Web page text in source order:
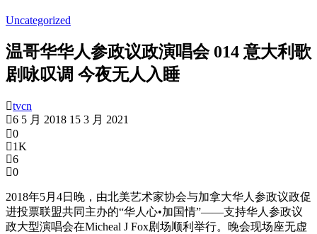
Uncategorized
温哥华华人参政议政演唱会 014 意大利歌
剧咏叹调 今夜无人入睡
tvcn
6 5 月 2018 15 3 月 2021
0
1K
6
0
2018年5月4日晚，由北美艺术家协会与加拿大华人参政议政促
进投票联盟共同主办的“华人心•加国情”——支持华人参政议
政大型演唱会在Micheal J Fox剧场顺利举行。晚会现场座无虚